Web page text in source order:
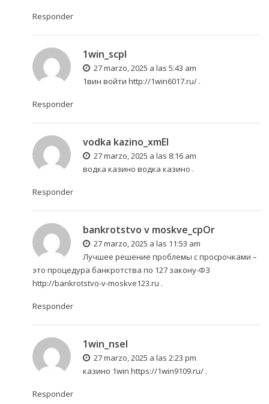
Responder
1win_scpl
27 marzo, 2025 a las 5:43 am
1вин войти http://1win6017.ru/.
Responder
vodka kazino_xmEl
27 marzo, 2025 a las 8:16 am
водка казино водка казино .
Responder
bankrotstvo v moskve_cpOr
27 marzo, 2025 a las 11:53 am
Лучшее решение проблемы с просрочками –
это процедура банкротства по 127 закону-ФЗ
http://bankrotstvo-v-moskve123.ru .
Responder
1win_nsel
27 marzo, 2025 a las 2:23 pm
казино 1win https://1win9109.ru/.
Responder